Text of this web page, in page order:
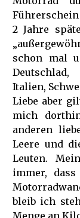
Führerschein
2 Jahre
schon mal
Italien,
Liebe aber
mich
anderen
Leere und
Leuten.
immer,
bleib ich
Menge an